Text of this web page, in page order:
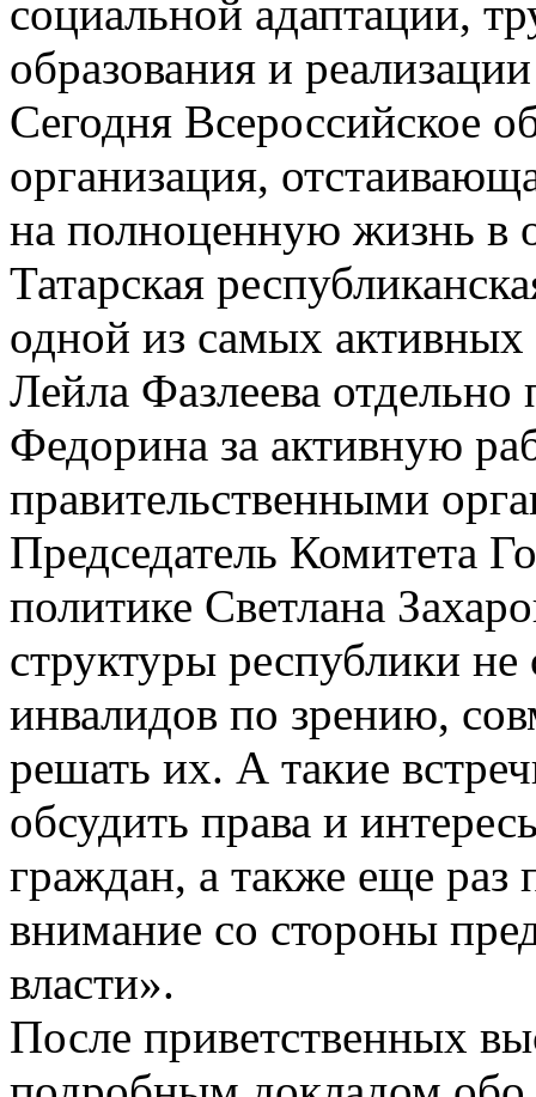
социальной адаптации,
образования и
Сегодня Всероссийское
организация,
на полноценную жизнь в
Татарская
одной из самых активных
Лейла Фазлеева
Федорина за активную
правительственными
Председатель Комитета
политике Светлана
структуры республики
инвалидов по зрению,
решать их. А такие
обсудить права и
граждан, а также еще раз
внимание со стороны
власти».
После приветственных